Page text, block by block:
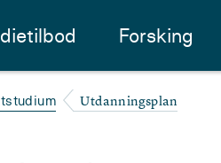
Forsking
Utdanningsplan